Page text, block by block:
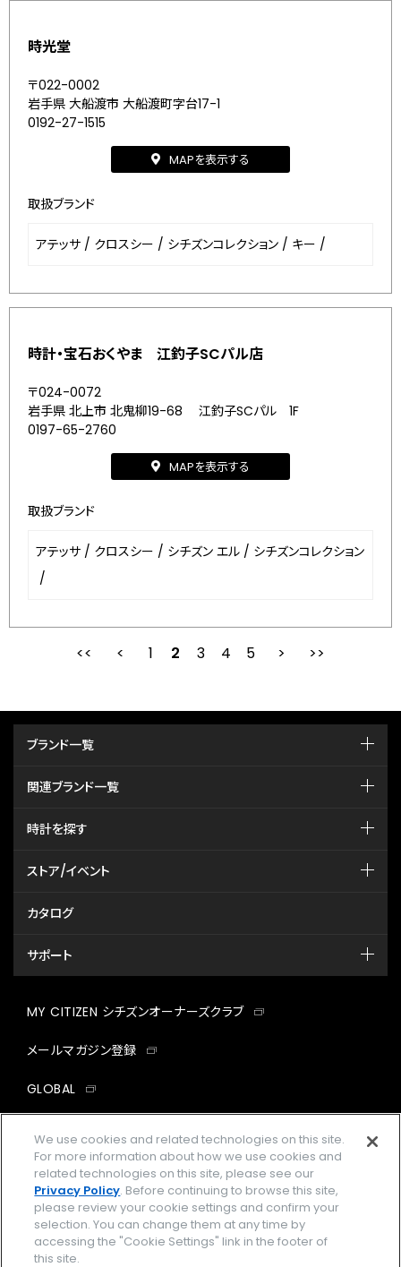
時光堂
〒022-0002
岩手県 大船渡市 大船渡町字台17-1
0192-27-1515
MAPを表示する
取扱ブランド
アテッサ / クロスシー / シチズンコレクション / キー /
時計・宝石おくやま 江釣子SCパル店
〒024-0072
岩手県 北上市 北鬼柳19-68 江釣子SCパル 1F
0197-65-2760
MAPを表示する
取扱ブランド
アテッサ / クロスシー / シチズン エル / シチズンコレクション
/
最初 前
1 2 3 4 5
ブランド一覧
関連ブランド一覧
時計を探す
ストア/イベント
カタログ
サポート
MY CITIZEN シチズンオーナーズクラブ
メールマガジン登録
GLOBAL
facebookinstagramtwitter
企業情報 ご利用規約
プライバシーポリシー Cookies Settings
We use cookies and related technologies on this site.
For more information about how we use cookies and
related technologies on this site, please see our
Privacy Policy. Before continuing to browse this site,
please review your cookie settings and confirm your
selection. You can change them at any time by
accessing the "Cookie Settings" link in the footer of
this site.